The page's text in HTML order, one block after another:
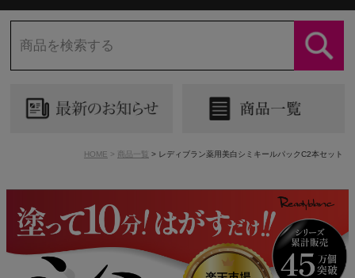
HOME 商品一覧 レディブラン薬用美白シミキールパックC2本セット